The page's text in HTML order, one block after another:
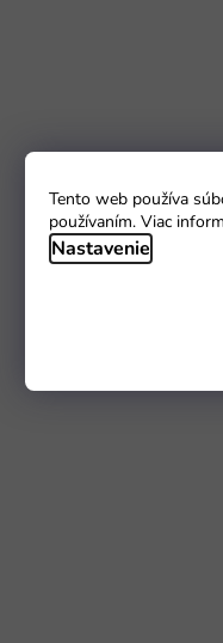
Tento web používa
používaním. Viac
Nastavenie